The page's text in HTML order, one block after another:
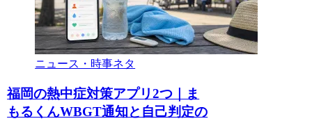
ニュース・時事ネタ
福岡の熱中症対策アプリ2つ｜ま
もるくんWBGT通知と自己判定の